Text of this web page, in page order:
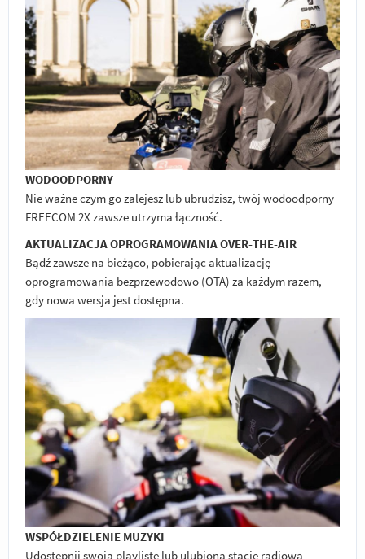
WODOODPORNY
Nie ważne czym go zalejesz lub ubrudzisz, twój wodoodporny
FREECOM 2X zawsze utrzyma łączność.
AKTUALIZACJA OPROGRAMOWANIA OVER-THE-AIR
Bądź zawsze na bieżąco, pobierając aktualizację
oprogramowania bezprzewodowo (OTA) za każdym razem,
gdy nowa wersja jest dostępna.
WSPÓŁDZIELENIE MUZYKI
Udostępnij swoją playlistę lub ulubioną stację radiową